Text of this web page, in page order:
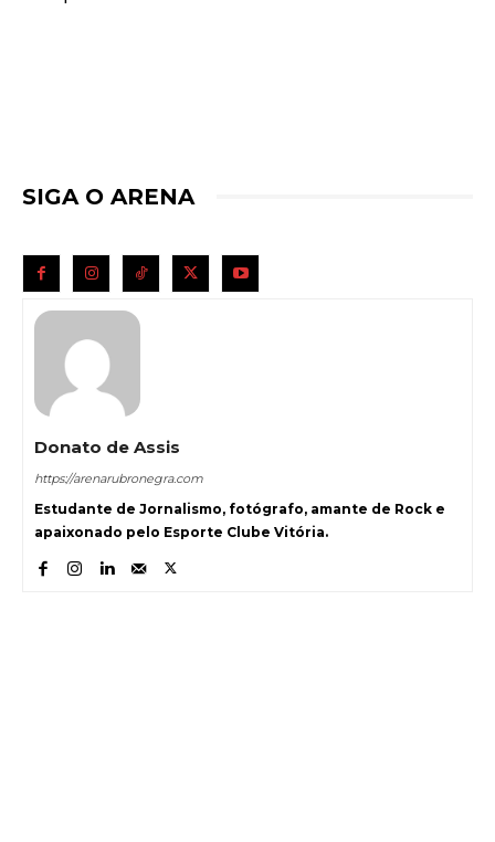
SIGA O ARENA
Donato de Assis
https://arenarubronegra.com
Estudante de Jornalismo, fotógrafo, amante de Rock e
apaixonado pelo Esporte Clube Vitória.